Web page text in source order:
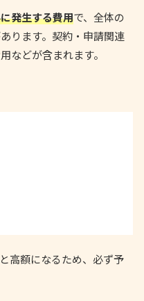
発生する費用で、全体の
ります。契約・申請関連
などが含まれます。
高額になるため、必ず予